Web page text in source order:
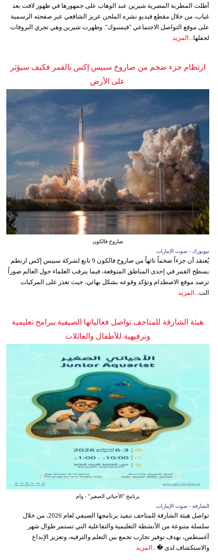
أطلت المطربة المصرية شيرين عبد الوهاب على جمهورها في ظهور لافت بعد
غياب، من خلال مقطع فيديو نشره الملحن عزيز الشافعي عبر صفحته الرسمية
على موقع التواصل الاجتماعي "فيسبوك". وظهرت شيرين وهي تجري البروفات
لحفلها... المزيد
ارتطام جزء ضخم من صاروخ سبيس إكس بالقمر فكيف سيؤثر
على الأرض
صاروخ فالكون
نيويورك - صوت الإمارات
يُعتقد أن جزءاً ضخماً تائهاً من صاروخ فالكون 9 تابع لشركة سبيس إكس ارتطم
بسطح القمر في إحدى المناطق المتوقعة، فيما يترقب العلماء حول العالم صوراً
ترصد موقع الاصطدام وتؤكد وقوعه بشكل نهائي، حيث تعذر على المركبات
الت...
المزيد
هيئة الشارقة للمتاحف تواصل فعالياتها الصيفية ببرامج تعليمية
وترفيهية للأطفال والعائلات
برنامج "الأحيائي الصغير" - وام
الشارقة - صوت الإمارات
تواصل هيئة الشارقة للمتاحف تنفيذ برنامجها الصيفي لعام 2026، من خلال
سلسلة متنوعة من الأنشطة التعليمية والتفاعلية التي تستمر طوال شهر
أغسطس، بهدف توفير تجارب تجمع بين التعلم والترفيه، وتعزيز الإبداع
والاستكشاف لدى �... المزيد